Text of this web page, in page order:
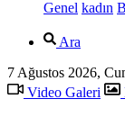
Genel kadın
Ara
7 Ağustos 2026,
Video Galeri